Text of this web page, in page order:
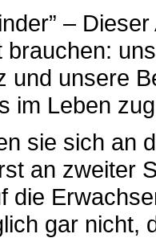
–
und unsere
im Leben
sie sich an
an zweiter
die
gar nicht,